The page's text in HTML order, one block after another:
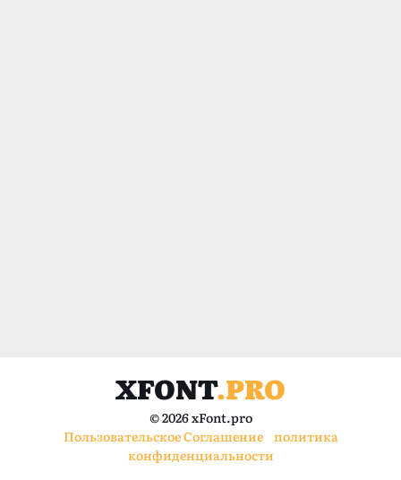
XFONT.PRO
© 2026 xFont.pro
Пользовательское Соглашение
политика
конфиденциальности